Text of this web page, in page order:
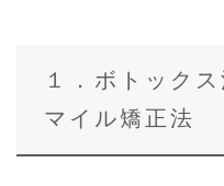
１．ボトック
マイル矯正法